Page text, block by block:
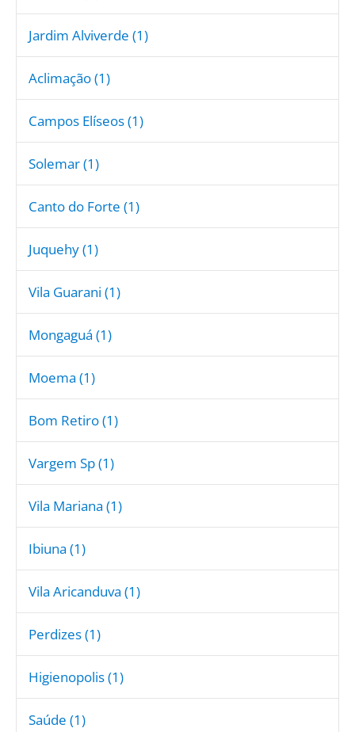
Jardim Alviverde (1)
Aclimação (1)
Campos Elíseos (1)
Solemar (1)
Canto do Forte (1)
Juquehy (1)
Vila Guarani (1)
Mongaguá (1)
Moema (1)
Bom Retiro (1)
Vargem Sp (1)
Vila Mariana (1)
Ibiuna (1)
Vila Aricanduva (1)
Perdizes (1)
Higienopolis (1)
Saúde (1)